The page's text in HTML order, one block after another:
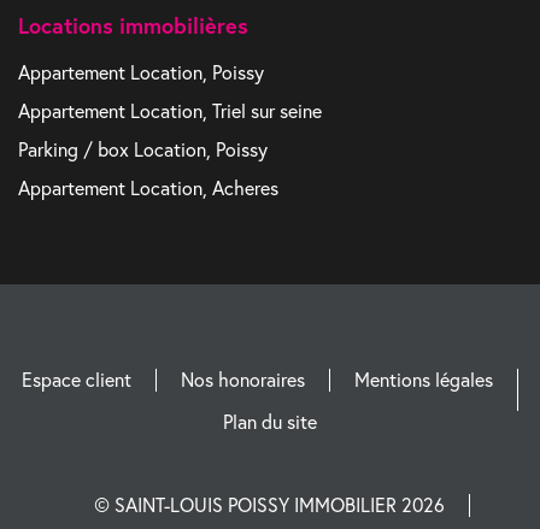
Locations immobilières
Appartement Location, Poissy
Appartement Location, Triel sur seine
Parking / box Location, Poissy
Appartement Location, Acheres
Espace client Nos honoraires
Mentions légales
Plan du site
© SAINT-LOUIS POISSY IMMOBILIER 2026